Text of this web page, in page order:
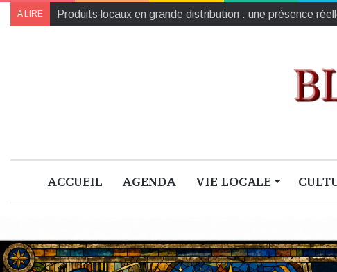
A LIRE Georges Paltrié prépare le prochain chapitre
ACCUEIL AGENDA VIE LOCALE